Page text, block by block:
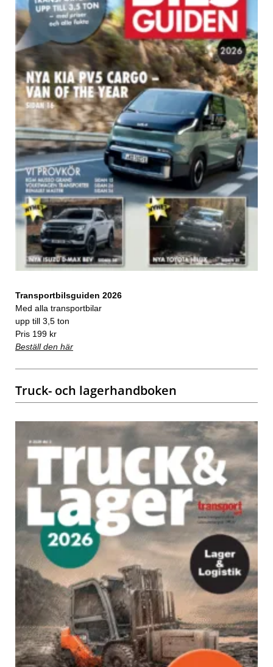
Transportbilsguiden 2026
Med alla transportbilar
upp till 3,5 ton
Pris 199 kr
Beställ den här
Truck- och lagerhandboken